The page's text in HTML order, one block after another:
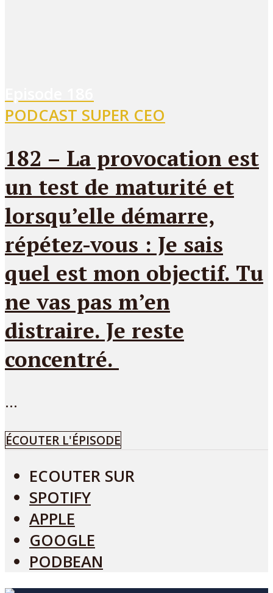
PODCAST SUPER CEO
182 – La provocation est
un test de maturité et
lorsqu’elle démarre,
répétez-vous : Je sais
quel est mon objectif. Tu
ne vas pas m’en
distraire. Je reste
concentré.
...
ÉCOUTER L'ÉPISODE
ECOUTER SUR
SPOTIFY
APPLE
GOOGLE
PODBEAN